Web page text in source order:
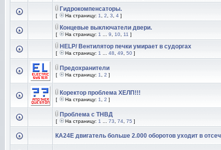
Гидрокомпенсаторы.
[ На страницу: 1 2 3 4 ]
Концевые выключатели двери.
[ На страницу: 1 9 10 11 ]
HELP/ Вентилятор печки умирает в судоргах
[ На страницу: 1 48 49 50 ]
Предохранители
[ На страницу: 1 2 ]
Коректор проблема ХЕЛП!!!
[ На страницу: 1 2 ]
Проблема с ТНВД
[ На страницу: 1 73 74 75 ]
КА24Е двигатель больше 2.000 оборотов уходит в